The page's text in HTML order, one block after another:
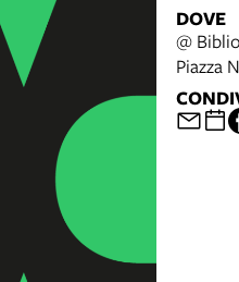
DOVE
@
Piazza